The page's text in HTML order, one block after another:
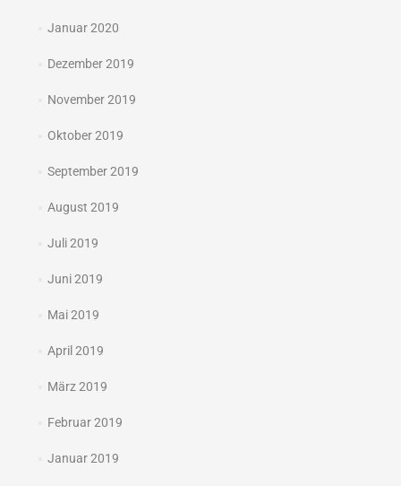
Januar 2020
Dezember 2019
November 2019
Oktober 2019
September 2019
August 2019
Juli 2019
Juni 2019
Mai 2019
April 2019
März 2019
Februar 2019
Januar 2019